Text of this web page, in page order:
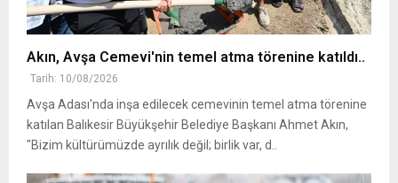
Akın, Avşa Cemevi'nin temel atma törenine katıldı..
Tarih: 10/08/2026
Avşa Adası'nda inşa edilecek cemevinin temel atma törenine
katılan Balıkesir Büyükşehir Belediye Başkanı Ahmet Akın,
"Bizim kültürümüzde ayrılık değil; birlik var, d..